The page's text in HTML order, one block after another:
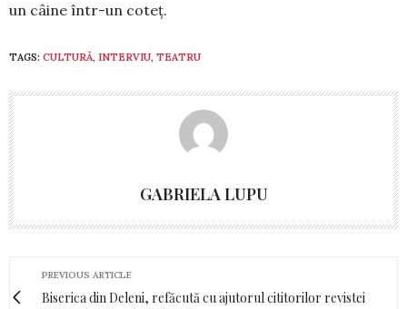
un câine într-un coteț.
TAGS: CULTURĂ, INTERVIU, TEATRU
GABRIELA LUPU
PREVIOUS ARTICLE
Biserica din Deleni, refăcută cu ajutorul cititorilor revistei